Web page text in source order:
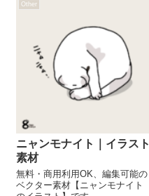
Other
ニャンモナイト｜イラスト
素材
無料・商用利用OK、編集可能の
ベクター素材【ニャンモナイト